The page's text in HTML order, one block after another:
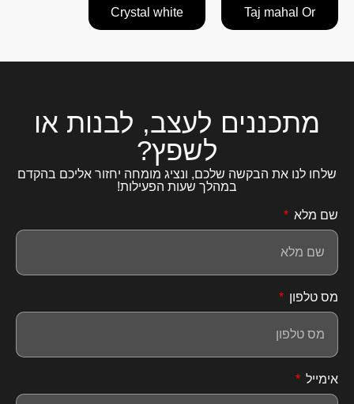
Taj mahal Or
Crystal white
מתכננים לעצב, לבנות או
לשפץ?
שלחו לנו את הבקשה שלכם, ונציג מומחה יחזור אליכם בהקדם
במהלך שעות הפעילות!
שם מלא
מס טלפון
אימייל